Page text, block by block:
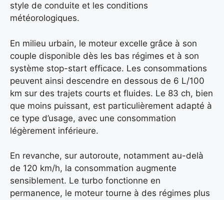
style de conduite et les conditions
météorologiques.
En milieu urbain, le moteur excelle grâce à son
couple disponible dès les bas régimes et à son
système stop-start efficace. Les consommations
peuvent ainsi descendre en dessous de 6 L/100
km sur des trajets courts et fluides. Le 83 ch, bien
que moins puissant, est particulièrement adapté à
ce type d’usage, avec une consommation
légèrement inférieure.
En revanche, sur autoroute, notamment au-delà
de 120 km/h, la consommation augmente
sensiblement. Le turbo fonctionne en
permanence, le moteur tourne à des régimes plus